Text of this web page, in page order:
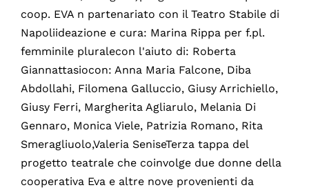
coop. EVA n partenariato con il Teatro Stabile di
Napoliideazione e cura: Marina Rippa per f.pl.
femminile pluralecon l'aiuto di: Roberta
Giannattasiocon: Anna Maria Falcone, Diba
Abdollahi, Filomena Galluccio, Giusy Arrichiello,
Giusy Ferri, Margherita Agliarulo, Melania Di
Gennaro, Monica Viele, Patrizia Romano, Rita
Smeragliuolo,Valeria SeniseTerza tappa del
progetto teatrale che coinvolge due donne della
cooperativa Eva e altre nove provenienti da